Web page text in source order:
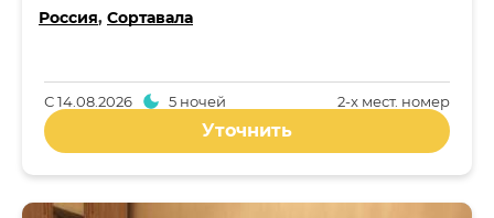
Россия, Сортавала
2-x мест. номер
С14.08.2026 5 ночей
Уточнить